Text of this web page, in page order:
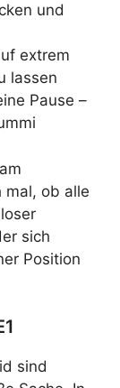
und
extrem
lassen
Pause –
mal, ob alle
sich
Position
sind